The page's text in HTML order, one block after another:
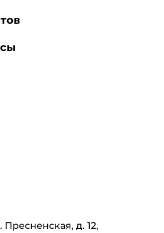
Пресненская, д. 12,